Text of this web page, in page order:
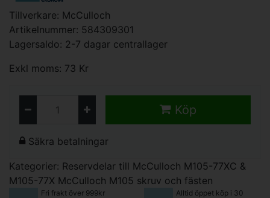
Tillverkare: McCulloch
Artikelnummer: 584309301
Lagersaldo: 2-7 dagar centrallager
Exkl moms: 73 Kr
Köp
Säkra betalningar
Kategorier: Reservdelar till McCulloch M105-77XC &
M105-77X McCulloch M105 skruv och fästen
Fri frakt över 999kr
Alltid öppet köp i 30